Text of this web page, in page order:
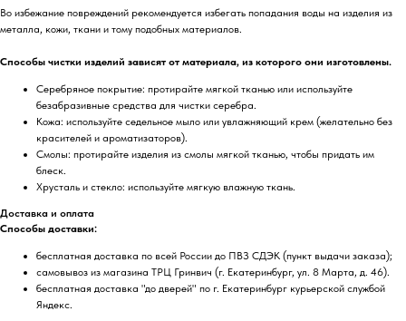
Во избежание повреждений рекомендуется избегать попадания воды на изделия из
металла, кожи, ткани и тому подобных материалов.
Способы чистки изделий зависят от материала, из которого они изготовлены.
Серебряное покрытие: протирайте мягкой тканью или используйте
безабразивные средства для чистки серебра.
Кожа: используйте седельное мыло или увлажняющий крем (желательно без
красителей и ароматизаторов).
Смолы: протирайте изделия из смолы мягкой тканью, чтобы придать им
блеск.
Хрусталь и стекло: используйте мягкую влажную ткань.
Доставка и оплата
Способы доставки:
бесплатная доставка по всей России до ПВЗ СДЭК (пункт выдачи заказа);
самовывоз из магазина ТРЦ Гринвич (г. Екатеринбург, ул. 8 Марта, д. 46).
бесплатная доставка "до дверей" по г. Екатеринбург курьерской службой
Яндекс.